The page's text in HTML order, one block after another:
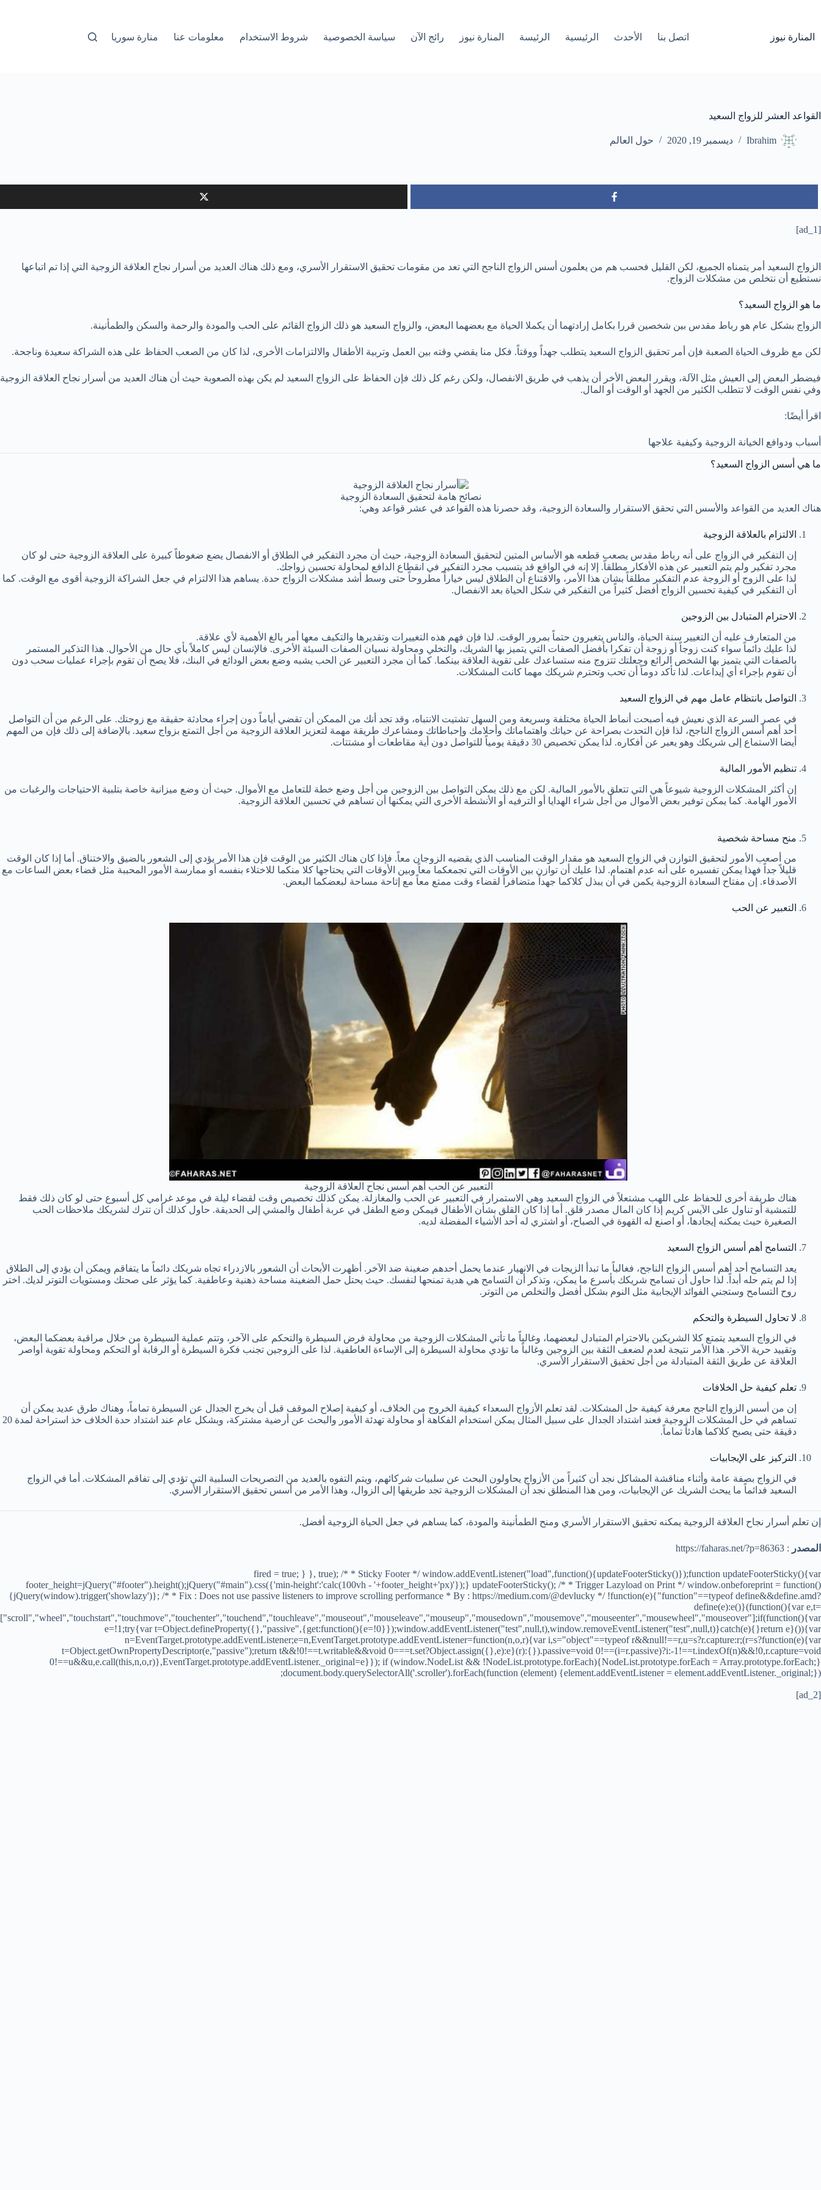
المنارة نيوز اتصل بنا الأحدث الرئيسية الرئیسة المنارة نيوز رائج الآن سياسة الخصوصية شروط الاستخدام معلومات عنا منارة سوريا
القواعد العشر للزواج السعيد
Ibrahim ديسمبر 19, 2020 حول العالم
[ad_1]
الزواج السعيد أمر يتمناه الجميع، لكن القليل فحسب هم من يعلمون أسس الزواج الناجح التي تعد من مقومات تحقيق الاستقرار الأسري، ومع ذلك هناك العديد من أسرار نجاح العلاقة الزوجية التي إذا تم اتباعها
نستطيع أن نتخلص من مشكلات الزواج.
ما هو الزواج السعيد؟
الزواج بشكل عام هو رباط مقدس بين شخصين قررا بكامل إرادتهما أن يكملا الحياة مع بعضهما البعض، والزواج السعيد هو ذلك الزواج القائم على الحب والمودة والرحمة والسكن والطمأنينة.
لكن مع ظروف الحياة الصعبة فإن أمر تحقيق الزواج السعيد يتطلب جهداً ووقتاً. فكل منا يقضي وقته بين العمل وتربية الأطفال والالتزامات الأخرى، لذا كان من الصعب الحفاظ على هذه الشراكة سعيدة وناجحة.
فيضطر البعض إلى العيش مثل الآلة، ويقرر البعض الأخر أن يذهب في طريق الانفصال، ولكن رغم كل ذلك فإن الحفاظ على الزواج السعيد لم يكن بهذه الصعوبة حيث أن هناك العديد من أسرار نجاح العلاقة الزوجية
وفي نفس الوقت لا تتطلب الكثير من الجهد أو الوقت أو المال.
اقرأ أيضًا:
أسباب ودوافع الخيانة الزوجية وكيفية علاجها
ما هي أسس الزواج السعيد؟
نصائح هامة لتحقيق السعادة الزوجية
هناك العديد من القواعد والأسس التي تحقق الاستقرار والسعادة الزوجية، وقد حصرنا هذه القواعد في عشر قواعد وهي:
الالتزام بالعلاقة الزوجية
إن التفكير في الزواج على أنه رباط مقدس يصعب قطعه هو الأساس المتين لتحقيق السعادة الزوجية، حيث أن مجرد التفكير في الطلاق أو الانفصال يضع ضغوطاً كبيرة على العلاقة الزوجية حتى لو كان
مجرد تفكير ولم يتم التعبير عن هذه الأفكار مطلقاً. إلا إنه في الواقع قد يتسبب مجرد التفكير في انقطاع الدافع لمحاولة تحسين زواجك.
لذا على الزوج أو الزوجة عدم التفكير مطلقاً بشان هذا الأمر، والاقتناع أن الطلاق ليس خياراً مطروحاً حتى وسط أشد مشكلات الزواج حدة. يساهم هذا الالتزام في جعل الشراكة الزوجية أقوى مع الوقت. كما
أن التفكير في كيفية تحسين الزواج أفضل كثيراً من التفكير في شكل الحياة بعد الانفصال.
الاحترام المتبادل بين الزوجين
من المتعارف عليه أن التغيير سنة الحياة، والناس يتغيرون حتماً بمرور الوقت. لذا فإن فهم هذه التغييرات وتقديرها والتكيف معها أمر بالغ الأهمية لأي علاقة.
لذا عليك دائماً سواء كنت زوجاً أو زوجة أن تفكرا بأفضل الصفات التي يتميز بها الشريك، والتخلي ومحاولة نسيان الصفات السيئة الأخرى. فالإنسان ليس كاملاً بأي حال من الأحوال. هذا التذكير المستمر
بالصفات التي يتميز بها الشخص الرائع وجعلتك تتزوج منه ستساعدك على تقوية العلاقة بينكما. كما أن مجرد التعبير عن الحب يشبه وضع بعض الودائع في البنك، فلا يصح أن تقوم بإجراء عمليات سحب دون
أن تقوم بإجراء أي إيداعات. لذا تأكد دوماً أن تحب وتحترم شريكك مهما كانت المشكلات.
التواصل بانتظام عامل مهم في الزواج السعيد
في عصر السرعة الذي نعيش فيه أصبحت أنماط الحياة مختلفة وسريعة ومن السهل تشتيت الانتباه، وقد تجد أنك من الممكن أن تقضي أياماً دون إجراء محادثة حقيقة مع زوجتك. على الرغم من أن التواصل
أحد أهم أسس الزواج الناجح، لذا فإن التحدث بصراحة عن حياتك واهتماماتك وأحلامك وإحباطاتك ومشاعرك طريقة مهمة لتعزيز العلاقة الزوجية من أجل التمتع بزواج سعيد. بالإضافة إلى ذلك فإن من المهم
أيضا الاستماع إلى شريكك وهو يعبر عن أفكاره. لذا يمكن تخصيص 30 دقيقة يومياً للتواصل دون أية مقاطعات أو مشتتات.
تنظيم الأمور المالية
إن أكثر المشكلات الزوجية شيوعاً هي التي تتعلق بالأمور المالية. لكن مع ذلك يمكن التواصل بين الزوجين من أجل وضع خطة للتعامل مع الأموال. حيث أن وضع ميزانية خاصة بتلبية الاحتياجات والرغبات من
الأمور الهامة. كما يمكن توفير بعض الأموال من أجل شراء الهدايا أو الترفيه أو الأنشطة الأخرى التي يمكنها أن تساهم في تحسين العلاقة الزوجية.
منح مساحة شخصية
من أصعب الأمور لتحقيق التوازن في الزواج السعيد هو مقدار الوقت المناسب الذي يقضيه الزوجان معاً. فإذا كان هناك الكثير من الوقت فإن هذا الأمر يؤدي إلى الشعور بالضيق والاختناق. أما إذا كان الوقت
قليلاً جداً فهذا يمكن تفسيره على أنه عدم اهتمام. لذا عليك أن توازن بين الأوقات التي تجمعكما معاً وبين الأوقات التي يحتاجها كلا منكما للاختلاء بنفسه أو ممارسة الأمور المحببة مثل قضاء بعض الساعات مع
الأصدقاء. إن مفتاح السعادة الزوجية يكمن في أن يبذل كلاكما جهداً متضافراً لقضاء وقت ممتع معاً مع إتاحة مساحة لبعضكما البعض.
التعبير عن الحب
التعبير عن الحب أهم أسس نجاح العلاقة الزوجية
هناك طريقة أخرى للحفاظ على اللهب مشتعلاً في الزواج السعيد وهي الاستمرار في التعبير عن الحب والمغازلة. يمكن كذلك تخصيص وقت لقضاء ليلة في موعد غرامي كل أسبوع حتى لو كان ذلك فقط
للتمشية أو تناول على الآيس كريم إذا كان المال مصدر قلق. أما إذا كان القلق بشأن الأطفال فيمكن وضع الطفل في عربة أطفال والمشي إلى الحديقة. حاول كذلك أن تترك لشريكك ملاحظات الحب
الصغيرة حيث يمكنه إيجادها، أو اصنع له القهوة في الصباح، أو اشتري له أحد الأشياء المفضلة لديه.
التسامح أهم أسس الزواج السعيد
يعد التسامح أحد أهم أسس الزواج الناجح، فغالباً ما تبدأ الزيجات في الانهيار عندما يحمل أحدهم ضغينة ضد الآخر. أظهرت الأبحاث أن الشعور بالازدراء تجاه شريكك دائماً ما يتفاقم ويمكن أن يؤدي إلى الطلاق
إذا لم يتم حله أبداً. لذا حاول أن تسامح شريكك بأسرع ما يمكن، وتذكر أن التسامح هي هدية تمنحها لنفسك. حيث يحتل حمل الضغينة مساحة ذهنية وعاطفية. كما يؤثر على صحتك ومستويات التوتر لديك. اختر
روح التسامح وستجني الفوائد الإيجابية مثل النوم بشكل أفضل والتخلص من التوتر.
لا تحاول السيطرة والتحكم
في الزواج السعيد يتمتع كلا الشريكين بالاحترام المتبادل لبعضهما، وغالباً ما تأتي المشكلات الزوجية من محاولة فرض السيطرة والتحكم على الآخر، وتتم عملية السيطرة من خلال مراقبة بعضكما البعض،
وتقييد حرية الآخر. هذا الأمر نتيجة لعدم لضعف الثقة بين الزوجين وغالباً ما تؤدي محاولة السيطرة إلى الإساءة العاطفية. لذا على الزوجين تجنب فكرة السيطرة أو الرقابة أو التحكم ومحاولة تقوية أواصر
العلاقة عن طريق الثقة المتبادلة من أجل تحقيق الاستقرار الأسري.
تعلم كيفية حل الخلافات
إن من أسس الزواج الناجح معرفة كيفية حل المشكلات. لقد تعلم الأزواج السعداء كيفية الخروج من الخلاف، أو كيفية إصلاح الموقف قبل أن يخرج الجدال عن السيطرة تماماً، وهناك طرق عديد يمكن أن
تساهم في حل المشكلات الزوجية فعند اشتداد الجدال على سبيل المثال يمكن استخدام الفكاهة أو محاولة تهدئة الأمور والبحث عن أرضية مشتركة، وبشكل عام عند اشتداد حدة الخلاف خذ استراحة لمدة 20
دقيقة حتى يصبح كلاكما هادئاً تماماً.
التركيز على الإيجابيات
في الزواج بصفة عامة وأثناء مناقشة المشاكل نجد أن كثيراً من الأزواج يحاولون البحث عن سلبيات شركائهم، ويتم التفوه بالعديد من التصريحات السلبية التي تؤدي إلى تفاقم المشكلات. أما في الزواج
السعيد فدائماً ما يبحث الشريك عن الإيجابيات، ومن هذا المنطلق نجد أن المشكلات الزوجية تجد طريقها إلى الزوال، وهذا الأمر من أسس تحقيق الاستقرار الأسري.
إن تعلم أسرار نجاح العلاقة الزوجية يمكنه تحقيق الاستقرار الأسري ومنح الطمأنينة والمودة، كما يساهم في جعل الحياة الزوجية أفضل.
المصدر : https://faharas.net/?p=86363
fired = true; } }, true); /* * Sticky Footer */ window.addEventListener("load",function(){updateFooterSticky()});function updateFooterSticky(){var
footer_height=jQuery("#footer").height();jQuery("#main").css({'min-height':'calc(100vh - '+footer_height+'px)'});} updateFooterSticky(); /* * Trigger Lazyload on Print */ window.onbeforeprint = function()
{jQuery(window).trigger('showlazy')}; /* * Fix : Does not use passive listeners to improve scrolling performance * By : https://medium.com/@devlucky */ !function(e){"function"==typeof define&&define.amd?
define(e):e()}(function(){var e,t=
["scroll","wheel","touchstart","touchmove","touchenter","touchend","touchleave","mouseout","mouseleave","mouseup","mousedown","mousemove","mouseenter","mousewheel","mouseover"];if(function(){var
e=!1;try{var t=Object.defineProperty({},"passive",{get:function(){e=!0}});window.addEventListener("test",null,t),window.removeEventListener("test",null,t)}catch(e){}return e}()){var
n=EventTarget.prototype.addEventListener;e=n,EventTarget.prototype.addEventListener=function(n,o,r){var i,s="object"==typeof r&&null!==r,u=s?r.capture:r;(r=s?function(e){var
t=Object.getOwnPropertyDescriptor(e,"passive");return t&&!0!==t.writable&&void 0===t.set?Object.assign({},e):e}(r):{}).passive=void 0!==(i=r.passive)?i:-1!==t.indexOf(n)&&!0,r.capture=void
0!==u&&u,e.call(this,n,o,r)},EventTarget.prototype.addEventListener._original=e}}); if (window.NodeList && !NodeList.prototype.forEach){NodeList.prototype.forEach = Array.prototype.forEach;}
document.body.querySelectorAll('.scroller').forEach(function (element) {element.addEventListener = element.addEventListener._original;});
[ad_2]